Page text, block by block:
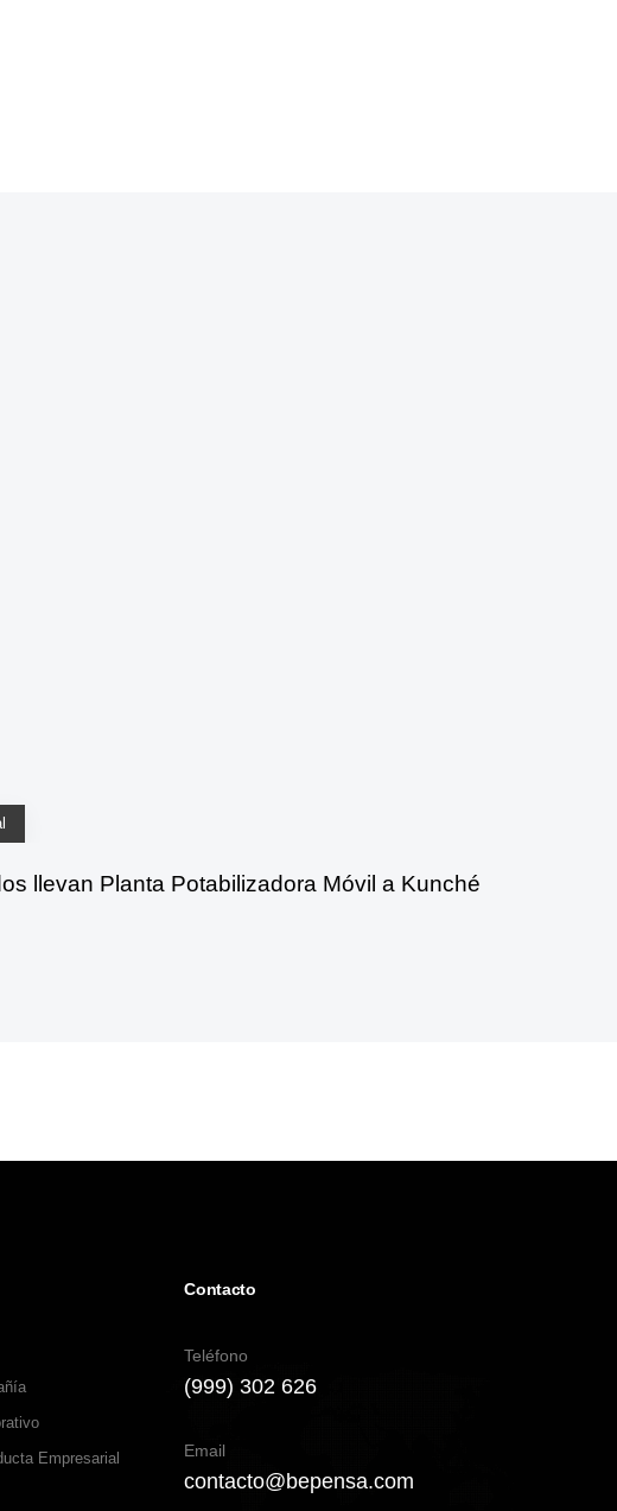
llevan Planta Potabilizadora Móvil a Kunché
Empresarial
Contacto
Teléfono
(999) 302 626
Email
contacto@bepensa.com